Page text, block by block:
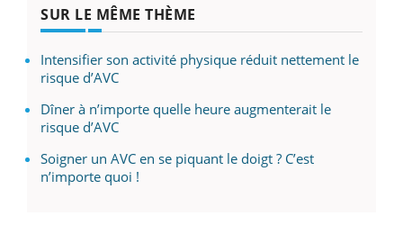
SUR LE MÊME THÈME
Intensifier son activité physique réduit nettement le
risque d’AVC
Dîner à n’importe quelle heure augmenterait le
risque d’AVC
Soigner un AVC en se piquant le doigt ? C’est
n’importe quoi !